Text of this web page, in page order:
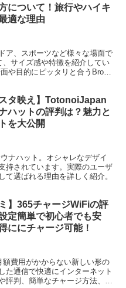
について！旅行やハイキ
適な理由
ア、スポーツなど様々な場面で
サイズ感や特徴を紹介してい
や目的にピッタリと合うBrook
スタ映え】TotonoiJapan
ハットの評判は？魅力と
を大公開
ナハット。オシャレなデザイ
持されています。実際のユーザ
て選ばれる理由を詳しく紹介。
ミ】365チャージWiFiの評
定簡単で初心者でも安
ににチャージ可能！
額費用がかからない新しい形の
た通信で快適にインターネット
評判、簡単なチャージ方法、利